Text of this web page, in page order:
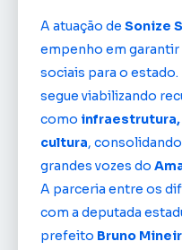
A atuação de Sonize
empenho em garantir
sociais para o
segue viabilizando
como infraestrutura,
cultura,
grandes vozes do
A parceria entre os
com a deputada
prefeito Bruno